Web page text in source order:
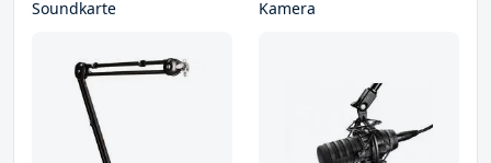
Soundkarte Kamera